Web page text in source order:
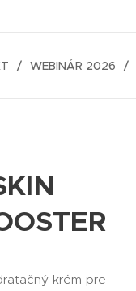
WEBINÁR 2026
krém pre